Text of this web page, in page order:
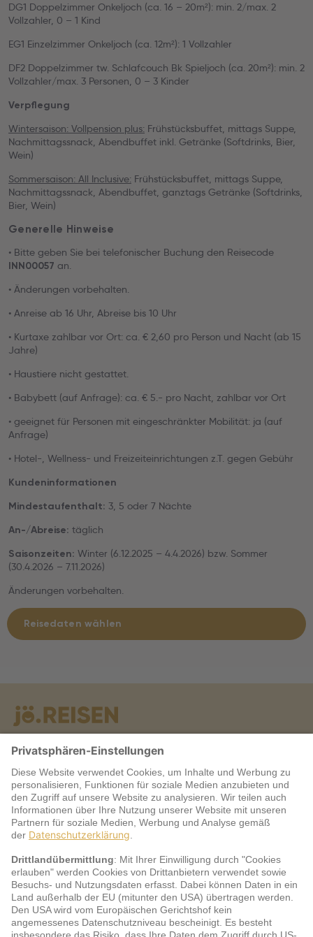
DG1 Doppelzimmer Onkeljoch (ca. 16 – 20m²): min. 2/max. 2
Vollzahler, 0 – 1 Kind
EG1 Einzelzimmer Onkeljoch (ca. 12m²): 1 Vollzahler
DF2 Doppelzimmer tw. Schlafcouch Bk Spieljoch (ca. 20m²): min. 2
Vollzahler/max. 3 Personen, 0 – 3 Kinder
Verpflegung
Wintersaison: Vollpension plus: Frühstücksbuffet, mittags Suppe,
Nachmittagssnack, Abendbuffet inkl. Getränke (Softdrinks, Bier,
Wein)
Sommersaison: All Inclusive: Frühstücksbuffet, mittags Suppe,
Nachmittagssnack, Abendbuffet, ganztags Getränke (Softdrinks,
Bier, Wein)
Generelle Hinweise
• Bitte geben Sie bei telefonischer Buchung den Reisecode
INN00057 an.
• Änderungen vorbehalten.
• Anreise ab 16 Uhr, Abreise bis 10 Uhr
• Kurtaxe zahlbar vor Ort: ca. € 2,60 pro Person und Nacht (ab 15
Jahre)
• Haustiere nicht gestattet.
• Babybett (auf Anfrage): ca. € 5.- pro Nacht, zahlbar vor Ort
• geeignet für Personen mit eingeschränkter Mobilität: ja (auf
Anfrage)
• Hotel-, Wellness- und Freizeiteinrichtungen z.T. gegen Gebühr
Kundeninformationen
Mindestaufenthalt: 3, 5 oder 7 Nächte
An-/Abreise: täglich
Saisonzeiten: Winter (6.12.2025 – 4.4.2026) bzw. Sommer
(30.4.2026 – 7.11.2026)
Änderungen vorbehalten.
Reisedaten wählen
Warum jö?
Service
jö Bonus Club Partner